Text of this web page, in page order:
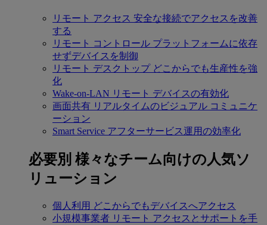
リモート アクセス 安全な接続でアクセスを改善
する
リモート コントロール プラットフォームに依存
せずデバイスを制御
リモート デスクトップ どこからでも生産性を強
化
Wake-on-LAN リモート デバイスの有効化
画面共有 リアルタイムのビジュアル コミュニケ
ーション
Smart Service アフターサービス運用の効率化
必要別 様々なチーム向けの人気ソ
リューション
個人利用 どこからでもデバイスへアクセス
小規模事業者 リモート アクセスとサポートを手